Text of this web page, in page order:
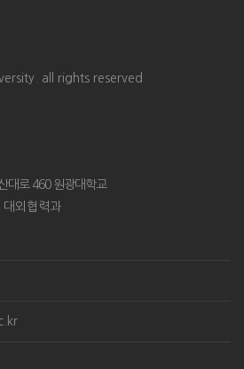
all rights reserved
대로 460 원광대학교
대외협력과